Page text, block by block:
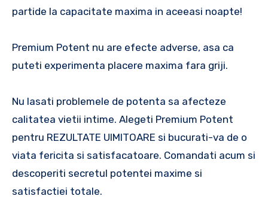
partide la capacitate maxima in aceeasi noapte!
Premium Potent nu are efecte adverse, asa ca
puteti experimenta placere maxima fara griji.
Nu lasati problemele de potenta sa afecteze
calitatea vietii intime. Alegeti Premium Potent
pentru REZULTATE UIMITOARE si bucurati-va de o
viata fericita si satisfacatoare. Comandati acum si
descoperiti secretul potentei maxime si
satisfactiei totale.